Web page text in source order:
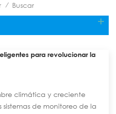
/ Buscar
para revolucionar la
climática y creciente
de monitoreo de la